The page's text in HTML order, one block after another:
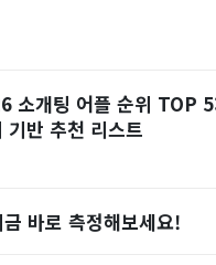
소개팅 어플 순위 TOP
기반 추천 리스트
바로 측정해보세요!